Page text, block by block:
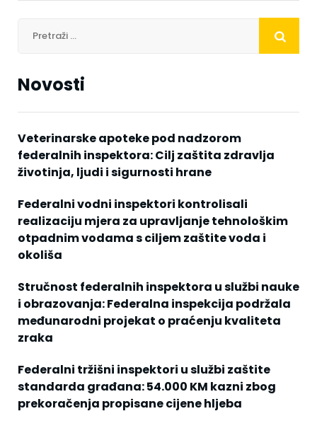
Novosti
Veterinarske apoteke pod nadzorom
federalnih inspektora: Cilj zaštita zdravlja
životinja, ljudi i sigurnosti hrane
Federalni vodni inspektori kontrolisali
realizaciju mjera za upravljanje tehnološkim
otpadnim vodama s ciljem zaštite voda i
okoliša
Stručnost federalnih inspektora u službi nauke
i obrazovanja: Federalna inspekcija podržala
međunarodni projekat o praćenju kvaliteta
zraka
Federalni tržišni inspektori u službi zaštite
standarda građana: 54.000 KM kazni zbog
prekoračenja propisane cijene hljeba